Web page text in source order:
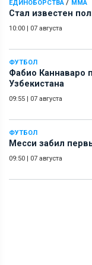
ЕДИНОБОРСТВА ММА
Стал известен
10:00 | 07 августа
ФУТБОЛ
Фабио Каннаваро
Узбекистана
09:55 | 07 августа
ФУТБОЛ
Месси забил
09:50 | 07 августа